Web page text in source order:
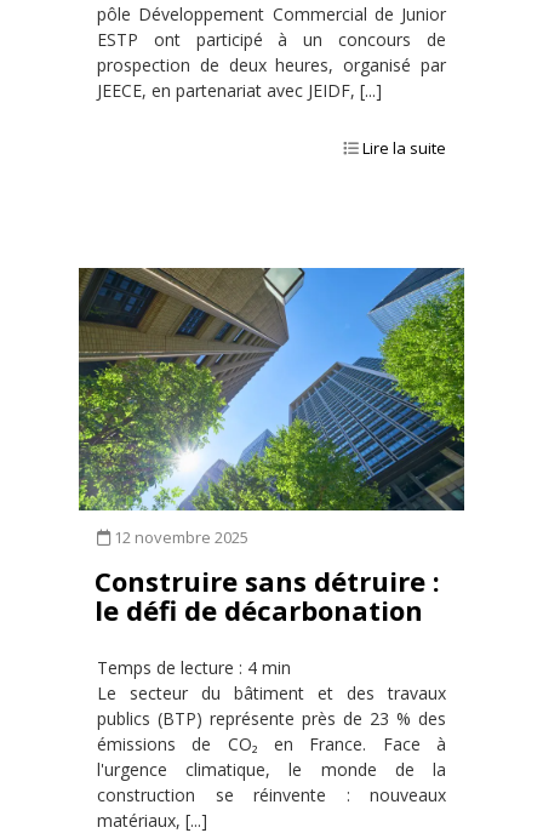
pôle Développement Commercial de Junior
ESTP ont participé à un concours de
prospection de deux heures, organisé par
JEECE, en partenariat avec JEIDF, [...]
Lire la suite
12 novembre 2025
Construire sans détruire :
le défi de décarbonation
Temps de lecture : 4 min
Le secteur du bâtiment et des travaux
publics (BTP) représente près de 23 % des
émissions de CO₂ en France. Face à
l'urgence climatique, le monde de la
construction se réinvente : nouveaux
matériaux, [...]